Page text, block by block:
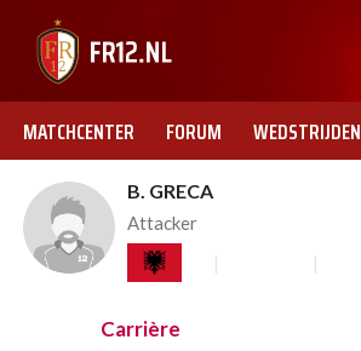
MATCHCENTER FORUM WEDSTRIJDEN
B. GRECA
Attacker
Carrière